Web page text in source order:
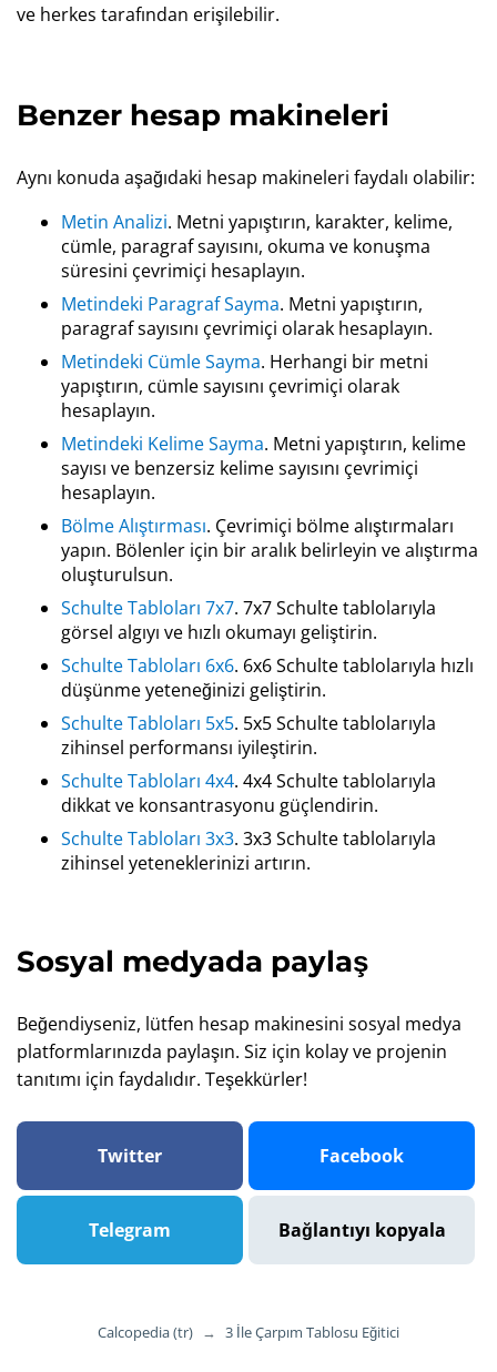
ve herkes tarafından erişilebilir.
Benzer hesap makineleri
Aynı konuda aşağıdaki hesap makineleri faydalı olabilir:
Metin Analizi. Metni yapıştırın, karakter, kelime,
cümle, paragraf sayısını, okuma ve konuşma
süresini çevrimiçi hesaplayın.
Metindeki Paragraf Sayma. Metni yapıştırın,
paragraf sayısını çevrimiçi olarak hesaplayın.
Metindeki Cümle Sayma. Herhangi bir metni
yapıştırın, cümle sayısını çevrimiçi olarak
hesaplayın.
Metindeki Kelime Sayma. Metni yapıştırın, kelime
sayısı ve benzersiz kelime sayısını çevrimiçi
hesaplayın.
Bölme Alıştırması. Çevrimiçi bölme alıştırmaları
yapın. Bölenler için bir aralık belirleyin ve alıştırma
oluşturulsun.
Schulte Tabloları 7x7. 7x7 Schulte tablolarıyla
görsel algıyı ve hızlı okumayı geliştirin.
Schulte Tabloları 6x6. 6x6 Schulte tablolarıyla hızlı
düşünme yeteneğinizi geliştirin.
Schulte Tabloları 5x5. 5x5 Schulte tablolarıyla
zihinsel performansı iyileştirin.
Schulte Tabloları 4x4. 4x4 Schulte tablolarıyla
dikkat ve konsantrasyonu güçlendirin.
Schulte Tabloları 3x3. 3x3 Schulte tablolarıyla
zihinsel yeteneklerinizi artırın.
Sosyal medyada paylaş
Beğendiyseniz, lütfen hesap makinesini sosyal medya
platformlarınızda paylaşın. Siz için kolay ve projenin
tanıtımı için faydalıdır. Teşekkürler!
Twitter Facebook
Telegram Bağlantıyı kopyala
Calcopedia (tr) → 3 İle Çarpım Tablosu Eğitici